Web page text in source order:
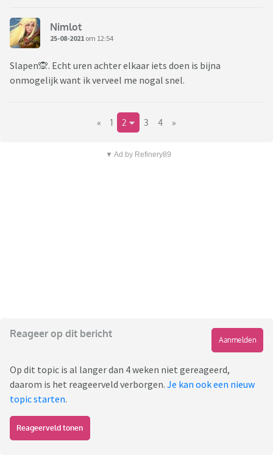
Nimlot
25-08-2021 om 12:54
Slapen🙊. Echt uren achter elkaar iets doen is bijna
onmogelijk want ik verveel me nogal snel.
« 1 2 3 4 »
▼ Ad by Refinery89
Reageer op dit bericht
Aanmelden
Op dit topic is al langer dan 4 weken niet gereageerd,
daarom is het reageerveld verborgen. Je kan ook een nieuw
topic starten.
Reageerveld tonen